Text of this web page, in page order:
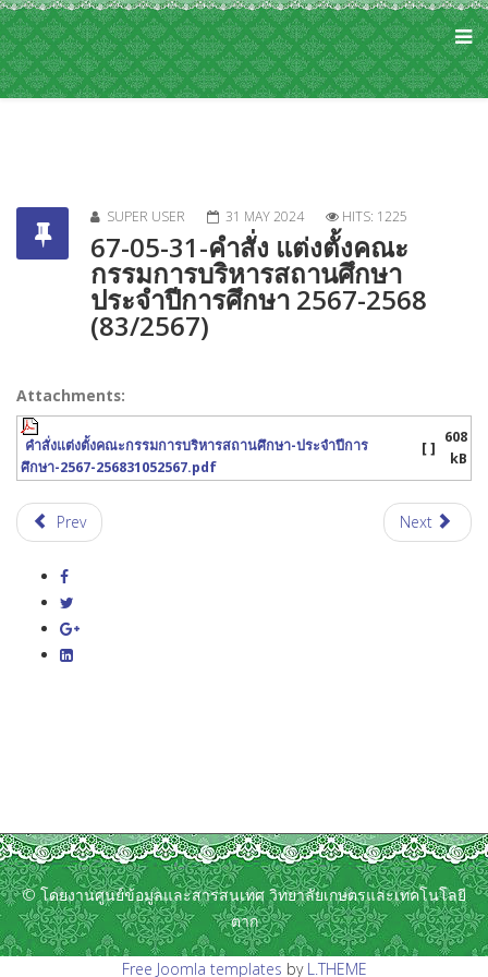
SUPER USER 31 MAY 2024 HITS: 1225
67-05-31-คำสั่ง แต่งตั้งคณะ
กรรมการบริหารสถานศึกษา
ประจำปีการศึกษา 2567-2568
(83/2567)
Attachments:
คำสั่งแต่งตั้งคณะกรรมการบริหารสถานศึกษา-ประจำปีการ
ศึกษา-2567-256831052567.pdf
[ ]
608
kB
Prev Next
© โดยงานศูนย์ข้อมูลและสารสนเทศ วิทยาลัยเกษตรและเทคโนโลยี
ตาก
Free Joomla templates by L.THEME